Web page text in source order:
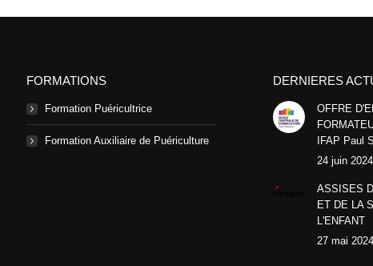
FORMATIONS
Formation Puéricultrice
Formation Auxiliaire de Puériculture
DERNIERES
OFFRE
IFAP Paul
24 juin 2024
ASSISES
ET DE LA
L'ENFANT
27 mai 2024